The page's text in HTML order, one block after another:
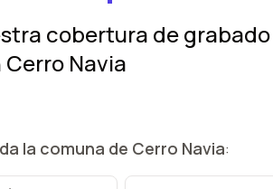
cobertura de
Cerro Navia
la comuna de Cerro Navia: